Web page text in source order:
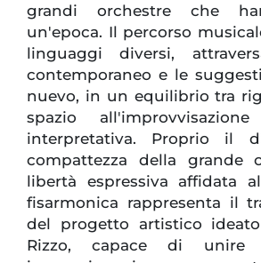
grandi orchestre che
un'epoca. Il percorso
linguaggi diversi,
contemporaneo e le
nuevo, in un equilibrio tra
spazio
interpretativa. Proprio il
compattezza della grande
libertà espressiva affidata
fisarmonica rappresenta il
del progetto artistico
Rizzo, capace di unire